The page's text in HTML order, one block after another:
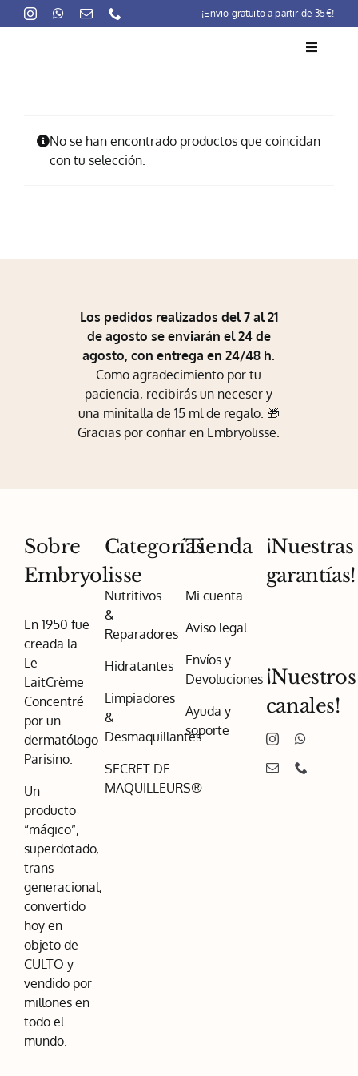
to
¡Envio gratuito a partir de 35€!
Toggle
Lait-Crème Concentré
Preocupaciones
Contacto
Mi Perfil
Carrito
No se han encontrado productos que coincidan
con tu selección.
Los pedidos realizados del 7 al 21
de agosto se enviarán el 24 de
agosto, con entrega en 24/48 h.
Como agradecimiento por tu
paciencia, recibirás un neceser y
una minitalla de 15 ml de regalo. 🎁
Gracias por confiar en Embryolisse.
Sobre
Embryolisse
En 1950 fue
creada la
Le
LaitCrème
Concentré
por un
dermatólogo
Parisino.
Un
producto
“mágico”,
superdotado,
trans-
generacional,
convertido
hoy en
objeto de
CULTO y
vendido por
millones en
todo el
mundo.
Categorías
Nutritivos
&
Reparadores
Hidratantes
Limpiadores
&
Desmaquillantes
SECRET DE
MAQUILLEURS®
Tienda
Mi cuenta
Aviso legal
Envíos y
Devoluciones
Ayuda y
soporte
¡Nuestras
garantías!
¡Nuestros
canales!